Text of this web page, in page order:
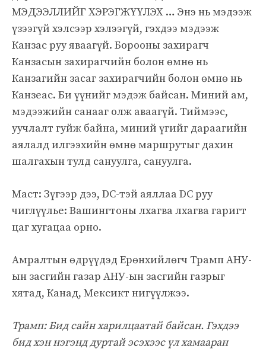
МЭДЭЭЛЛИЙГ ХЭРЭГЖҮҮЛЭХ … Энэ нь мэдээж
үзээгүй хэлсээр хэлээгүй, гэхдээ мэдээж
Канзас руу яваагүй. Борооны захирагч
Канзасын захирагчийн болон өмнө нь
Канзагийн засаг захирагчийн болон өмнө нь
Канзеас. Би үүнийг мэдэж байсан. Миний ам,
мэдээжийн санааг олж аваагүй. Тиймээс,
уучлалт гуйж байна, миний үгийг дараагийн
аялалд илгээхийн өмнө маршрутыг дахин
шалгахын тулд сануулга, сануулга.
Маст: Зүгээр дээ, DC-тэй аяллаа DC руу
чиглүүлье: Вашингтоны лхагва лхагва гаригт
цаг хугацаа орно.
Амралтын өдрүүдэд Ерөнхийлөгч Трамп АНУ-
ын засгийн газар АНУ-ын засгийн газрыг
хятад, Канад, Мексикт нигүүлжээ.
Трамп: Бид сайн харилцаатай байсан. Гэхдээ
бид хэн нэгэнд дуртай эсэхээс үл хамааран